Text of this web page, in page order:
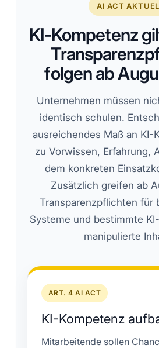
AI ACT
KI-Kompetenz
folgen ab
Unternehmen müssen
identisch schulen.
ausreichendes Maß an KI-
zu Vorwissen, Erfahrung,
dem konkreten
Zusätzlich greifen ab
Transparenzpflichten für
Systeme und bestimmte
manipulierte
ART. 4 AI ACT
KI-Kompetenz
Mitarbeitende sollen